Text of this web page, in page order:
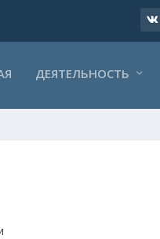
ДЕЯТЕЛЬНОСТЬ